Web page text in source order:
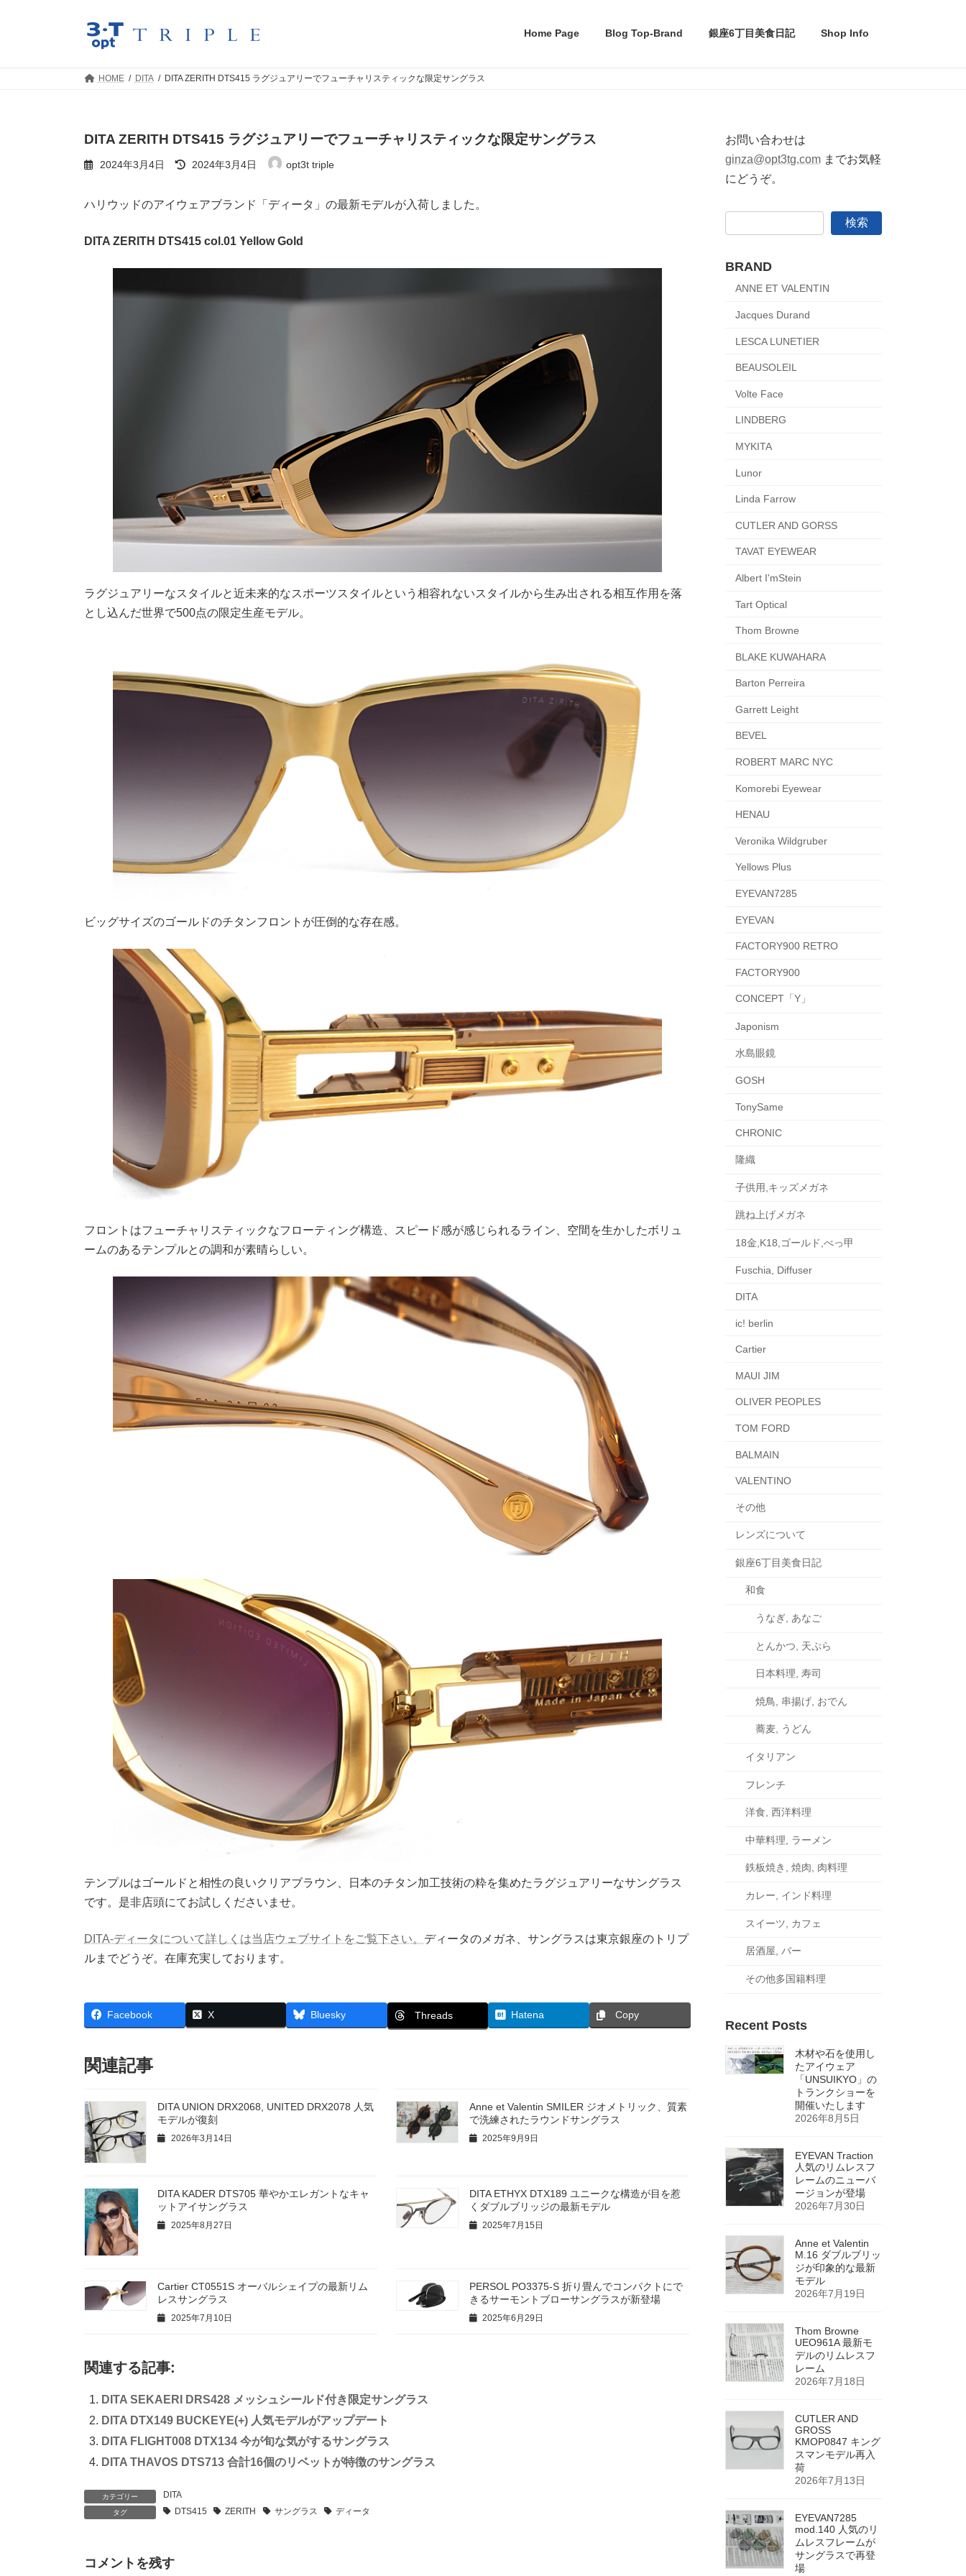
Home Page Blog Top-Brand 銀座6丁目美食日記 Shop Info
HOME DITA DITA ZERITH DTS415 ラグジュアリーでフューチャリスティックな限定サングラス
DITA ZERITH DTS415 ラグジュアリーでフューチャリスティックな限定サングラス
2024年3月4日
最
終
新
日
:
2024年3月4日 opt3t triple
ハリウッドのアイウェアブランド「ディータ」の最新モデルが入荷しました。
DITA ZERITH DTS415 col.01 Yellow Gold
ラグジュアリーなスタイルと近未来的なスポーツスタイルという相容れないスタイルから生み出される相互作用を落
とし込んだ世界で500点の限定生産モデル。
ビッグサイズのゴールドのチタンフロントが圧倒的な存在感。
フロントはフューチャリスティックなフローティング構造、スピード感が感じられるライン、空間を生かしたボリュ
ームのあるテンプルとの調和が素晴らしい。
テンプルはゴールドと相性の良いクリアブラウン、日本のチタン加工技術の粋を集めたラグジュアリーなサングラス
です。是非店頭にてお試しくださいませ。
DITA-ディータについて詳しくは当店ウェブサイトをご覧下さい。 ディータのメガネ、サングラスは東京銀座のトリプ
ルまでどうぞ。在庫充実しております。
Facebook X Bluesky Threads Hatena Copy
関連記事
DITA UNION DRX2068, UNITED DRX2078 人気
モデルが復刻
2026年3月14日
Anne et Valentin SMILER ジオメトリック、質素
で洗練されたラウンドサングラス
2025年9月9日
DITA KADER DTS705 華やかエレガントなキャ
ットアイサングラス
2025年8月27日
DITA ETHYX DTX189 ユニークな構造が目を惹
くダブルブリッジの最新モデル
2025年7月15日
Cartier CT0551S オーバルシェイプの最新リム
レスサングラス
2025年7月10日
PERSOL PO3375-S 折り畳んでコンパクトにで
きるサーモントブローサングラスが新登場
2025年6月29日
関連する記事:
DITA SEKAERI DRS428 メッシュシールド付き限定サングラス
DITA DTX149 BUCKEYE(+) 人気モデルがアップデート
DITA FLIGHT008 DTX134 今が旬な気がするサングラス
DITA THAVOS DTS713 合計16個のリベットが特徴のサングラス
カテゴリー DITA
タグ DTS415 ZERITH サングラス ディータ
コメントを残す
お問い合わせは
ginza@opt3tg.comまでお気軽
にどうぞ。
検索
BRAND
ANNE ET VALENTIN
Jacques Durand
LESCA LUNETIER
BEAUSOLEIL
Volte Face
LINDBERG
MYKITA
Lunor
Linda Farrow
CUTLER AND GORSS
TAVAT EYEWEAR
Albert I'mStein
Tart Optical
Thom Browne
BLAKE KUWAHARA
Barton Perreira
Garrett Leight
BEVEL
ROBERT MARC NYC
Komorebi Eyewear
HENAU
Veronika Wildgruber
Yellows Plus
EYEVAN7285
EYEVAN
FACTORY900 RETRO
FACTORY900
CONCEPT「Y」
Japonism
水島眼鏡
GOSH
TonySame
CHRONIC
隆織
子供用,キッズメガネ
跳ね上げメガネ
18金,K18,ゴールド,べっ甲
Fuschia, Diffuser
DITA
ic! berlin
Cartier
MAUI JIM
OLIVER PEOPLES
TOM FORD
BALMAIN
VALENTINO
その他
レンズについて
銀座6丁目美食日記
和食
うなぎ, あなご
とんかつ, 天ぷら
日本料理, 寿司
焼鳥, 串揚げ, おでん
蕎麦, うどん
イタリアン
フレンチ
洋食, 西洋料理
中華料理, ラーメン
鉄板焼き, 焼肉, 肉料理
カレー, インド料理
スイーツ, カフェ
居酒屋, バー
その他多国籍料理
Recent Posts
木材や石を使用し
たアイウェア
「UNSUIKYO」の
トランクショーを
開催いたします
2026年8月5日
EYEVAN Traction
人気のリムレスフ
レームのニューバ
ージョンが登場
2026年7月30日
Anne et Valentin
M.16 ダブルブリッ
ジが印象的な最新
モデル
2026年7月19日
Thom Browne
UEO961A 最新モ
デルのリムレスフ
レーム
2026年7月18日
CUTLER AND
GROSS
KMOP0847 キング
スマンモデル再入
荷
2026年7月13日
EYEVAN7285
mod.140 人気のリ
ムレスフレームが
サングラスで再登
場